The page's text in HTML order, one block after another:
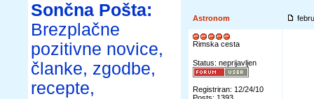
Sončna Pošta:
Brezplačne
pozitivne novice,
članke, zgodbe,
recepte,
Astronom
Rimska cesta
Status: neprijavljen
Registriran: 12/24/10